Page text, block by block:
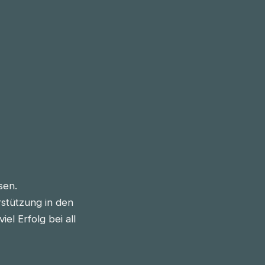
in den
Erfolg bei all